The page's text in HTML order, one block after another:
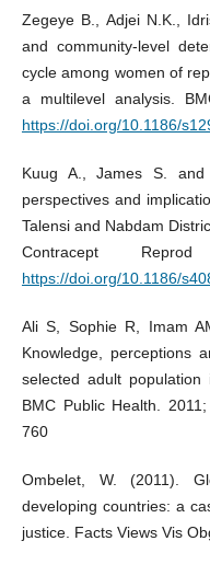
Zegeye B., Adjei N.K.,
and community-level
cycle among women of
a multilevel analysis.
https://doi.org/10.1186/
Kuug A., James S.
perspectives and
Talensi and Nabdam
Contracept
https://doi.org/10.1186/
Ali S, Sophie R, Imam
Knowledge, perceptions
selected adult population
BMC Public Health.
760
Ombelet, W. (2011).
developing countries: a
justice. Facts Views Vis